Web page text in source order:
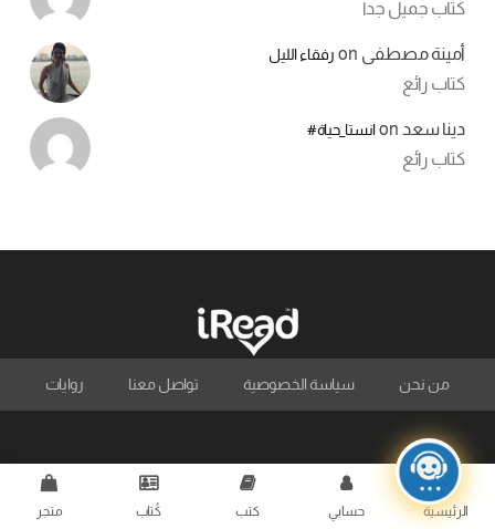
كتاب جميل جدا
أمينة مصطفى on رفقاء الليل
كتاب رائع
دينا سعد onانستا_حياة#
كتاب رائع
من نحن سياسة الخصوصية تواصل معنا روايات
الرئيسية حسابي كتب كُتاب متجر